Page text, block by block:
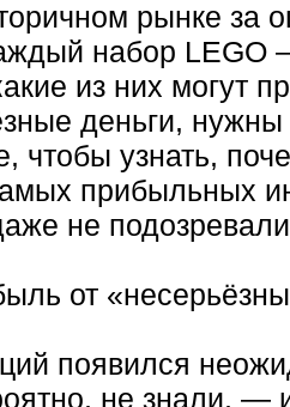
рынке
набор LEGO
из них могут
деньги,
чтобы узнать,
прибыльных
не
от
появился
не знали, —